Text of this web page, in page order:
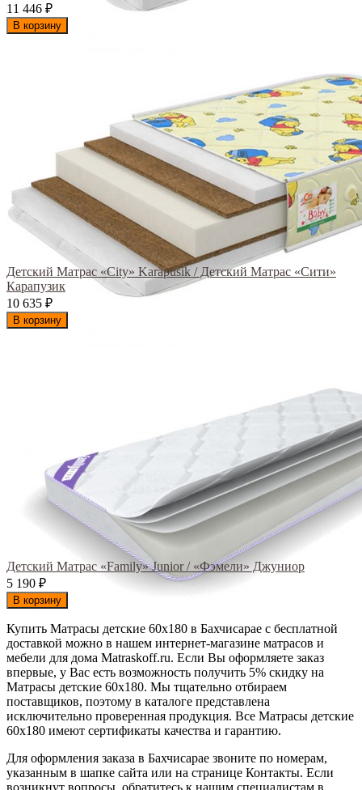
11 446 ₽
В корзину
Детский Матрас «City» Karapusik / Детский Матрас «Сити»
Карапузик
10 635 ₽
В корзину
Детский Матрас «Family» Junior / «Фэмели» Джуниор
5 190 ₽
В корзину
Купить Матрасы детские 60х180 в Бахчисарае с бесплатной
доставкой можно в нашем интернет-магазине матрасов и
мебели для дома Matraskoff.ru. Если Вы оформляете заказ
впервые, у Вас есть возможность получить 5% скидку на
Матрасы детские 60х180. Мы тщательно отбираем
поставщиков, поэтому в каталоге представлена
исключительно проверенная продукция. Все Матрасы детские
60х180 имеют сертификаты качества и гарантию.
Для оформления заказа в Бахчисарае звоните по номерам,
указанным в шапке сайта или на странице Контакты. Если
возникнут вопросы, обратитесь к нашим специалистам в